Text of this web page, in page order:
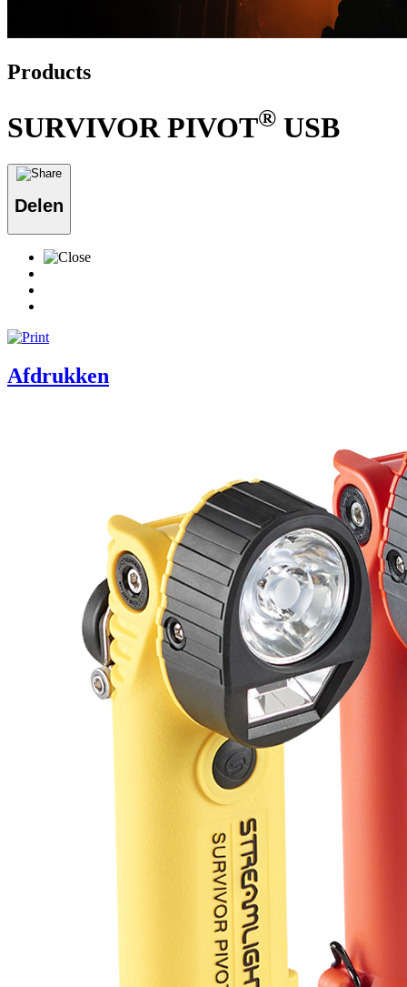
Products
SURVIVOR PIVOT® USB
Delen
Afdrukken